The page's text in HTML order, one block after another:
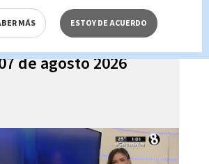
En Directo con Paula
de agosto 2026
MÁS ESTOY DE ACUERDO